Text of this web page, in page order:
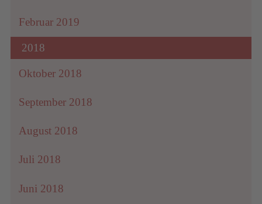
Februar 2019
2018
Oktober 2018
September 2018
August 2018
Juli 2018
Juni 2018